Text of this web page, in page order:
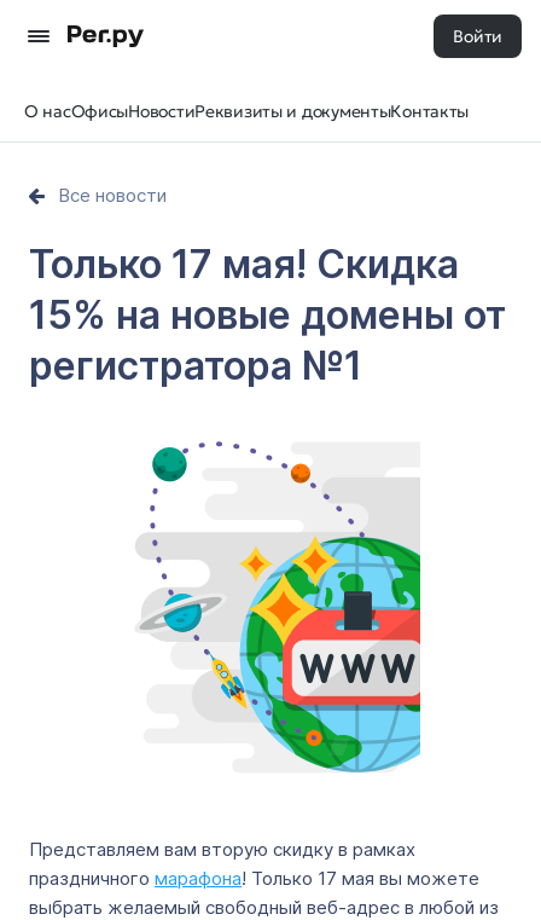
Войти
О насОфисыНовостиРеквизиты и документыКонтакты
Все новости
Только 17 мая! Скидка
15% на новые домены от
регистратора №1
Представляем вам вторую скидку в рамках
праздничного марафона! Только 17 мая вы можете
выбрать желаемый свободный веб-адрес в любой из